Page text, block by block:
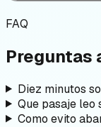
FAQ
Preguntas
Diez minutos
Que pasaje leo
Como evito